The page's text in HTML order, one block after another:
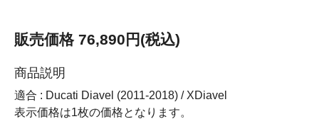
販売価格 76,890円(税込)
商品説明
適合 : Ducati Diavel (2011-2018) / XDiavel
表示価格は1枚の価格となります。